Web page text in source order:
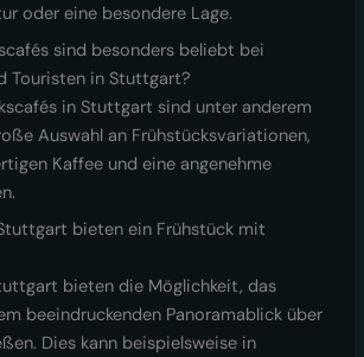
oder eine besondere Lage.
sind besonders beliebt bei
Touristen in Stuttgart?
in Stuttgart sind unter anderem
Auswahl an Frühstücksvariationen,
Kaffee und eine angenehme
bieten ein Frühstück mit
bieten die Möglichkeit, das
beeindruckenden Panoramablick über
Dies kann beispielsweise in